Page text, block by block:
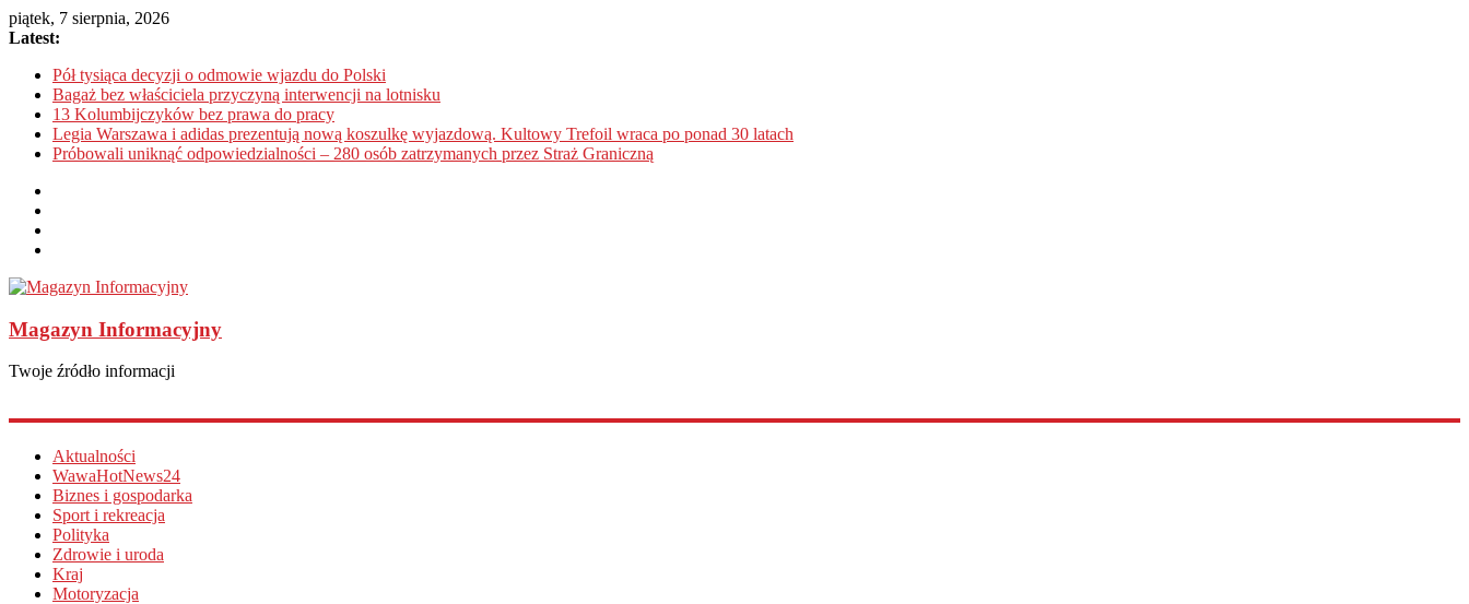
piątek, 7 sierpnia, 2026
Latest:
Pół tysiąca decyzji o odmowie wjazdu do Polski
Bagaż bez właściciela przyczyną interwencji na lotnisku
13 Kolumbijczyków bez prawa do pracy
Legia Warszawa i adidas prezentują nową koszulkę wyjazdową. Kultowy Trefoil wraca po ponad 30 latach
Próbowali uniknąć odpowiedzialności – 280 osób zatrzymanych przez Straż Graniczną
Magazyn Informacyjny
Twoje źródło informacji
Aktualności
WawaHotNews24
Biznes i gospodarka
Sport i rekreacja
Polityka
Zdrowie i uroda
Kraj
Motoryzacja